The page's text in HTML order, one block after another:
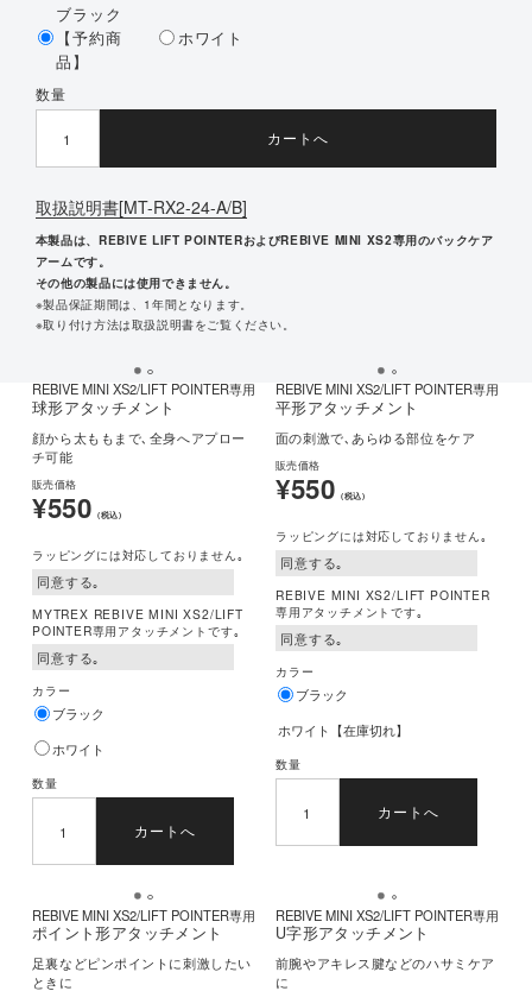
ブラック
【予約商
品】
ホワイト
数量
カートへ
取扱説明書[MT-RX2-24-A/B]
本製品は、REBIVE LIFT POINTERおよびREBIVE MINI XS2専用のバックケア
アームです。
その他の製品には使用できません。
※製品保証期間は、1年間となります。
※取り付け方法は取扱説明書をご覧ください。
REBIVE MINI XS2/LIFT POINTER専用
球形アタッチメント
顔から太ももまで､全身へアプロー
チ可能
販売価格
¥550 (税込)
ラッピングには対応しておりません｡
MYTREX REBIVE MINI XS2/LIFT
POINTER専用アタッチメントです｡
カラー
ブラック
ホワイト
数量
カートへ
REBIVE MINI XS2/LIFT POINTER専用
平形アタッチメント
面の刺激で､あらゆる部位をケア
販売価格
¥550 (税込)
ラッピングには対応しておりません｡
REBIVE MINI XS2/LIFT POINTER
専用アタッチメントです｡
カラー
ブラック
ホワイト【在庫切れ】
数量
カートへ
REBIVE MINI XS2/LIFT POINTER専用
ポイント形アタッチメント
足裏などピンポイントに刺激したい
ときに
REBIVE MINI XS2/LIFT POINTER専用
U字形アタッチメント
前腕やアキレス腱などのハサミケア
に